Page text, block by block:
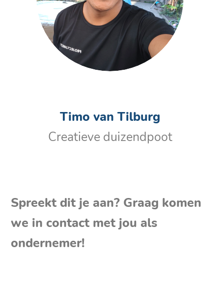
Timo van Tilburg
Creatieve duizendpoot
Spreekt dit je aan? Graag komen
we in contact met jou als
ondernemer!